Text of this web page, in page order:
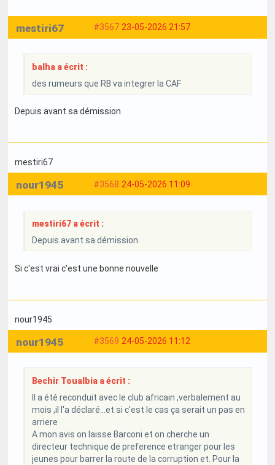
#3567 23-05-2026 21:57
mestiri67
balha a écrit :
des rumeurs que RB va integrer la CAF
Depuis avant sa démission
mestiri67
#3568 24-05-2026 11:09
nour1945
mestiri67 a écrit :
Depuis avant sa démission
Si c'est vrai c'est une bonne nouvelle
nour1945
#3569 24-05-2026 11:12
nour1945
Bechir Toualbia a écrit :
Il a été reconduit avec le club africain ,verbalement au
mois ,il l'a déclaré...et si c'est le cas ça serait un pas en
arriere
A mon avis on laisse Barconi et on cherche un
directeur technique de preference etranger pour les
jeunes pour barrer la route de la corruption et. Pour la